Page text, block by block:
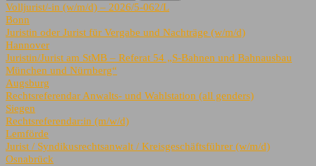
Volljurist/-in (w/m/d) – 2026/5-062/L
Bonn
Juristin oder Jurist für Vergabe und Nachträge (w/m/d)
Hannover
Juristin/Jurist am StMB – Referat 54 „S-Bahnen und Bahnausbau
München und Nürnberg“
Augsburg
Rechtsreferendar Anwalts- und Wahlstation (all genders)
Siegen
Rechtsreferendar:in (m/w/d)
Lemförde
Jurist / Syndikusrechtsanwalt / Kreisgeschäftsführer (w/m/d)
Osnabrück